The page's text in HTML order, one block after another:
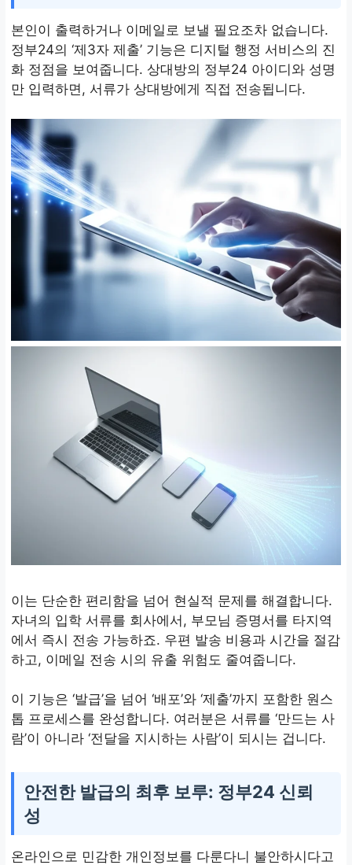
본인이 출력하거나 이메일로 보낼 필요조차 없습니다.
정부24의 ‘제3자 제출’ 기능은 디지털 행정 서비스의 진
화 정점을 보여줍니다. 상대방의 정부24 아이디와 성명
만 입력하면, 서류가 상대방에게 직접 전송됩니다.
이는 단순한 편리함을 넘어 현실적 문제를 해결합니다.
자녀의 입학 서류를 회사에서, 부모님 증명서를 타지역
에서 즉시 전송 가능하죠. 우편 발송 비용과 시간을 절감
하고, 이메일 전송 시의 유출 위험도 줄여줍니다.
이 기능은 ‘발급’을 넘어 ‘배포’와 ‘제출’까지 포함한 원스
톱 프로세스를 완성합니다. 여러분은 서류를 ‘만드는 사
람’이 아니라 ‘전달을 지시하는 사람’이 되시는 겁니다.
안전한 발급의 최후 보루: 정부24 신뢰
성
온라인으로 민감한 개인정보를 다룬다니 불안하시다고